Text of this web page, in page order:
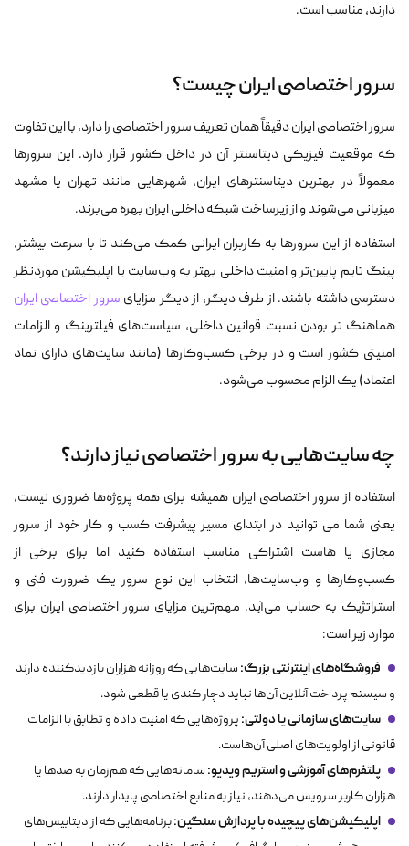
دارند، مناسب است.
سرور اختصاصی ایران چیست؟
سرور اختصاصی ایران دقیقاً همان تعریف سرور اختصاصی را دارد، با این تفاوت
که موقعیت فیزیکی دیتاسنتر آن در داخل کشور قرار دارد. این سرورها
معمولاً در بهترین دیتاسنترهای ایران، شهرهایی مانند تهران یا مشهد
میزبانی می‌شوند و از زیرساخت شبکه داخلی ایران بهره می‌برند.
استفاده از این سرورها به کاربران ایرانی کمک می‌کند تا با سرعت بیشتر،
پینگ تایم پایین‌تر و امنیت داخلی بهتر به وب‌سایت یا اپلیکیشن مورد‌نظر
دسترسی داشته باشند. از طرف دیگر، از دیگر مزایای سرور اختصاصی ایران
هماهنگ تر بودن نسبت قوانین داخلی، سیاست‌های فیلترینگ و الزامات
امنیتی کشور است و در برخی کسب‌وکارها (مانند سایت‌های دارای نماد
اعتماد) یک الزام محسوب می‌شود.
چه سایت‌هایی به سرور اختصاصی نیاز دارند؟
استفاده از سرور اختصاصی ایران همیشه برای همه پروژه‌ها ضروری نیست،
یعنی شما می توانید در ابتدای مسیر پیشرفت کسب و کار خود از سرور
مجازی یا هاست اشتراکی مناسب استفاده کنید اما برای برخی از
کسب‌وکارها و وب‌سایت‌ها، انتخاب این نوع سرور یک ضرورت فنی و
استراتژیک به حساب می‌آید. مهم‌ترین مزایای سرور اختصاصی ایران برای
موارد زیر است:
فروشگاه‌های اینترنتی بزرگ: سایت‌هایی که روزانه هزاران بازدید‌کننده دارند
و سیستم پرداخت آنلاین آن‌ها نباید دچار کندی یا قطعی شود.
سایت‌های سازمانی یا دولتی: پروژه‌هایی که امنیت داده و تطابق با الزامات
قانونی از اولویت‌های اصلی آن‌هاست.
پلتفرم‌های آموزشی و استریم ویدیو: سامانه‌هایی که هم‌زمان به صدها یا
هزاران کاربر سرویس می‌دهند، نیاز به منابع اختصاصی پایدار دارند.
اپلیکیشن‌های پیچیده با پردازش سنگین:برنامه‌هایی که از دیتابیس‌های